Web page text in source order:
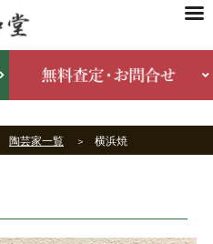
陶芸家一覧 横浜焼